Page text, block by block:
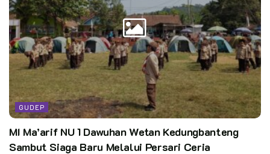
GUDEP
MI Ma’arif NU 1 Dawuhan Wetan Kedungbanteng
Sambut Siaga Baru Melalui Persari Ceria